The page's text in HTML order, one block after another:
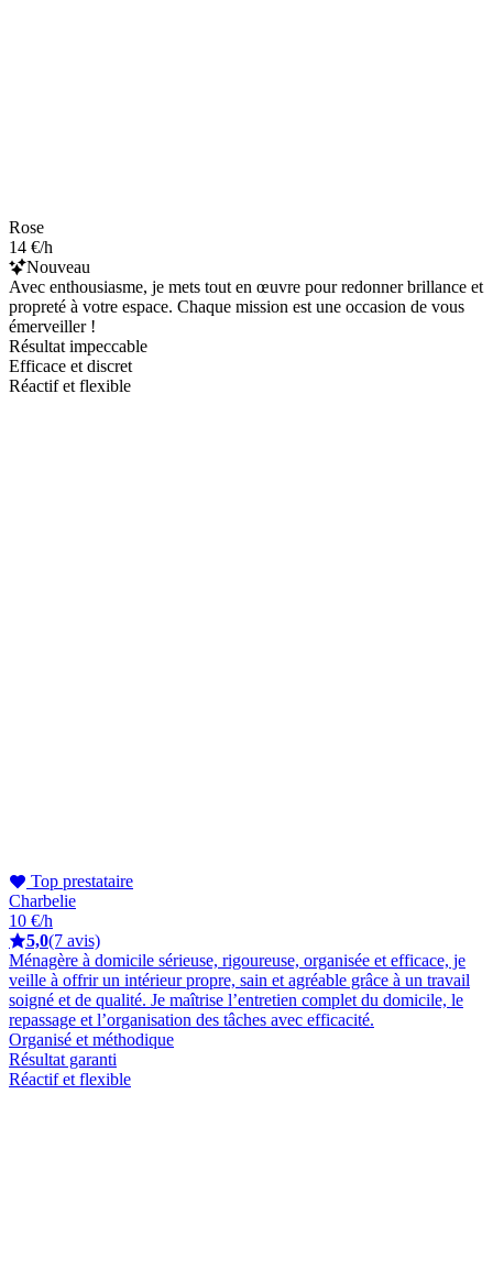
Rose
14 €/h
Nouveau
Avec enthousiasme, je mets tout en œuvre pour redonner brillance et
propreté à votre espace. Chaque mission est une occasion de vous
émerveiller !
Résultat impeccable
Efficace et discret
Réactif et flexible
Top prestataire
Charbelie
10 €/h
5,0(7 avis)
Ménagère à domicile sérieuse, rigoureuse, organisée et efficace, je
veille à offrir un intérieur propre, sain et agréable grâce à un travail
soigné et de qualité. Je maîtrise l’entretien complet du domicile, le
repassage et l’organisation des tâches avec efficacité.
Organisé et méthodique
Résultat garanti
Réactif et flexible